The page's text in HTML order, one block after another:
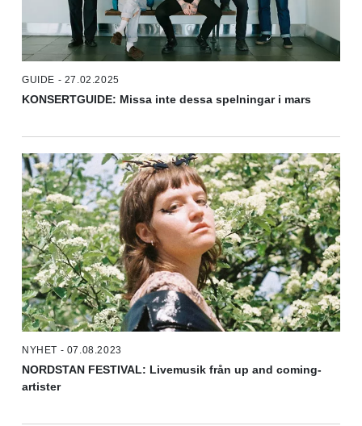
GUIDE - 27.02.2025
KONSERTGUIDE: Missa inte dessa spelningar i mars
NYHET - 07.08.2023
NORDSTAN FESTIVAL: Livemusik från up and coming-
artister